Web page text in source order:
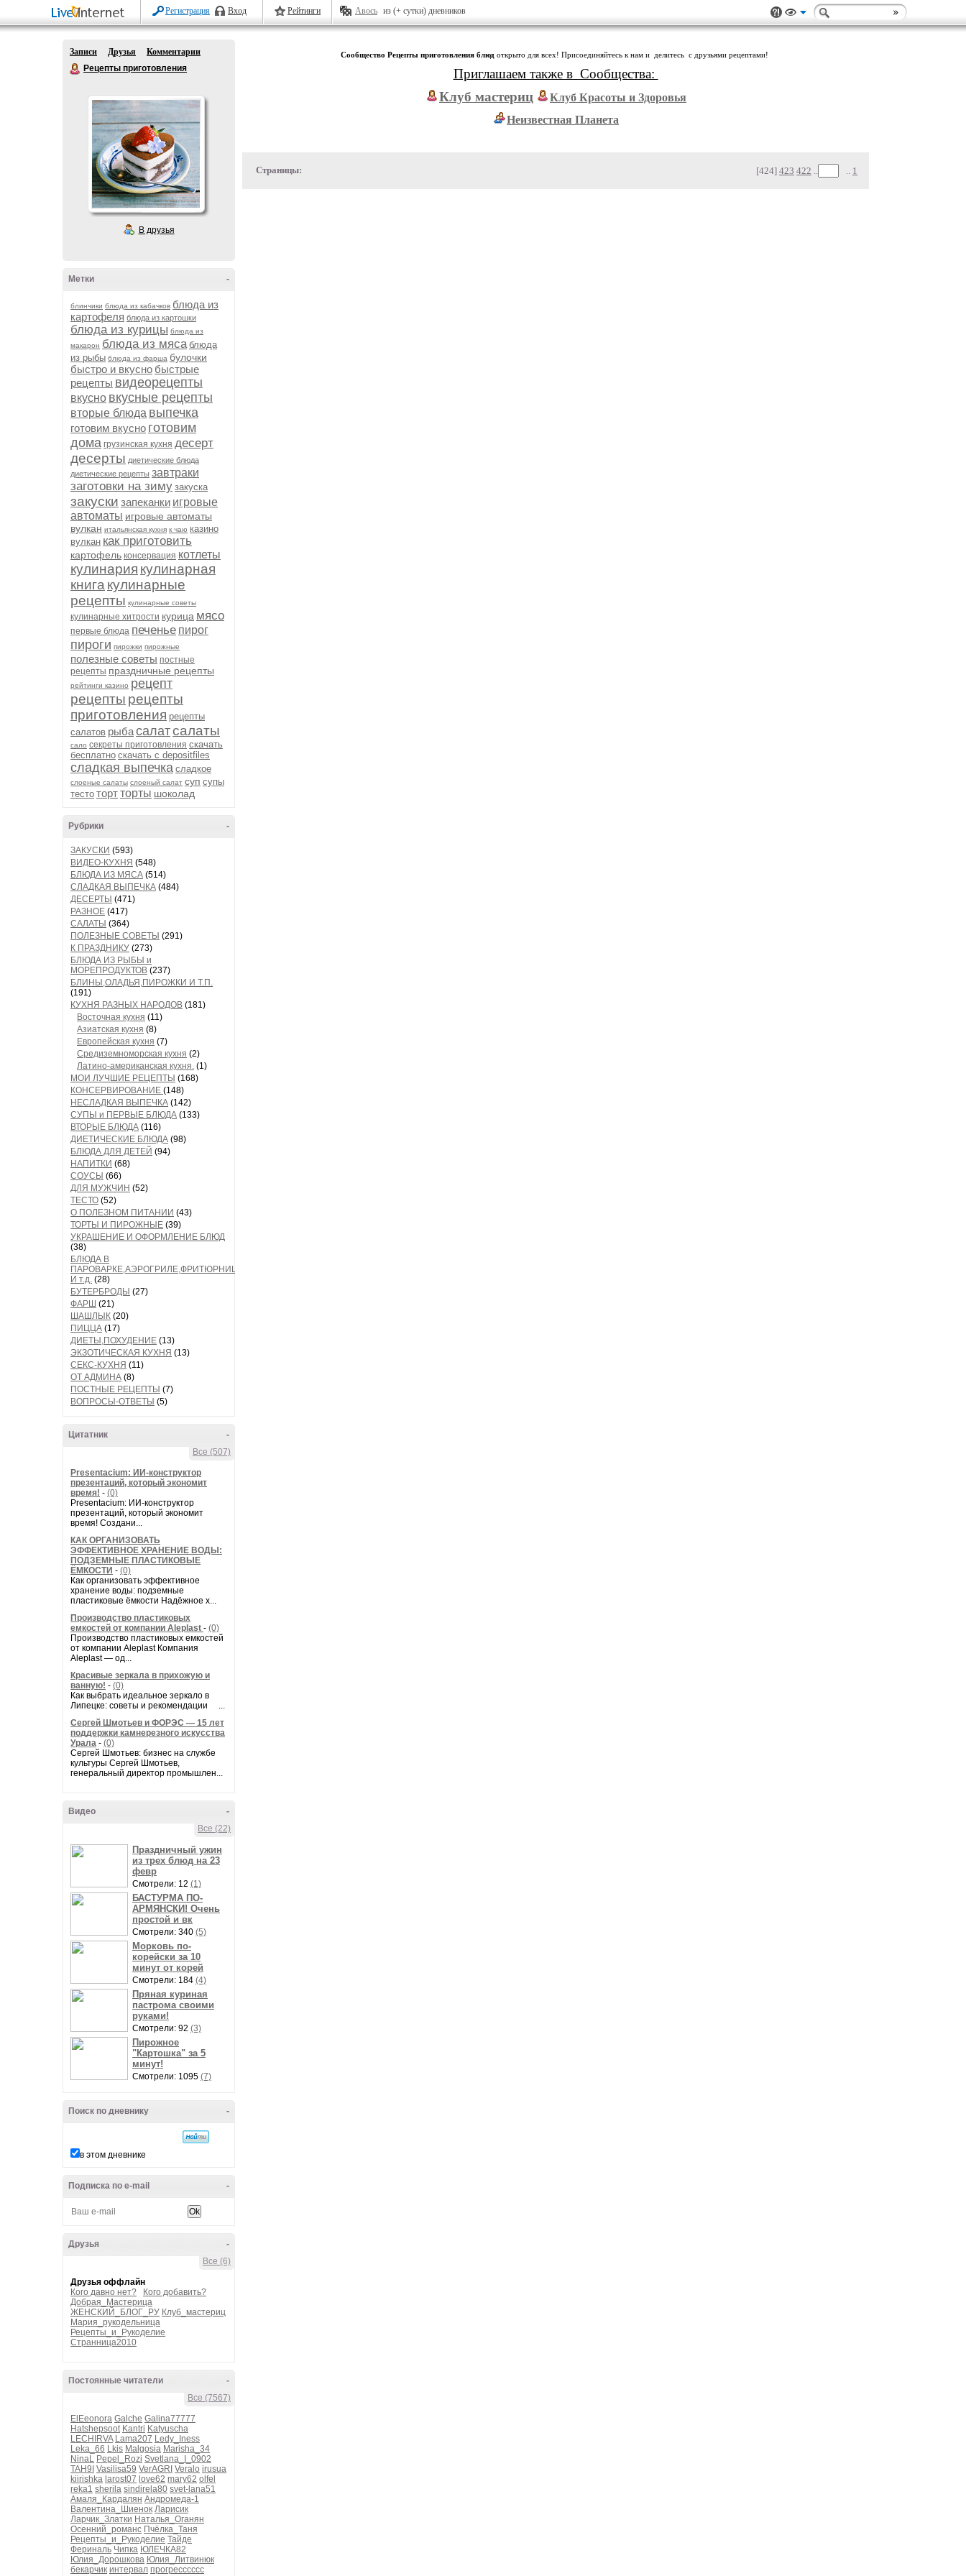
Регистрация Вход Рейтинги Авось из (+ сутки) дневников
Записи Друзья
Комментарии
Рецепты приготовления
В друзья
-
Метки
блинчики блюда из кабачков блюда из
картофеля блюда из картошки
блюда из курицы блюда из
макарон блюда из мяса блюда
из рыбы блюда из фарша булочки
быстро и вкусно быстрые
рецепты видеорецепты
вкусно вкусные рецепты
вторые блюда выпечка
готовим вкусно готовим
дома грузинская кухня десерт
десерты диетические блюда
диетические рецепты завтраки
заготовки на зиму закуска
закуски запеканки игровые
автоматы игровые автоматы
вулкан итальянская кухня к чаю казино
вулкан как приготовить
картофель консервация котлеты
кулинария кулинарная
книга кулинарные
рецепты кулинарные советы
кулинарные хитрости курица мясо
первые блюда печенье пирог
пироги пирожки пирожные
полезные советы постные
рецепты праздничные рецепты
рейтинги казино рецепт
рецепты рецепты
приготовления рецепты
салатов рыбасалатсалаты
сало секреты приготовления скачать
бесплатно скачать с depositfiles
сладкая выпечка сладкое
слоеные салаты слоеный салат суп супы
тесто тортторты шоколад
-
Рубрики
ЗАКУСКИ (593)
ВИДЕО-КУХНЯ (548)
БЛЮДА ИЗ МЯСА (514)
СЛАДКАЯ ВЫПЕЧКА (484)
ДЕСЕРТЫ (471)
РАЗНОЕ (417)
САЛАТЫ (364)
ПОЛЕЗНЫЕ СОВЕТЫ (291)
К ПРАЗДНИКУ (273)
БЛЮДА ИЗ РЫБЫ и
МОРЕПРОДУКТОВ (237)
БЛИНЫ,ОЛАДЬЯ,ПИРОЖКИ И Т.П.
(191)
КУХНЯ РАЗНЫХ НАРОДОВ (181)
Восточная кухня (11)
Азиатская кухня (8)
Европейская кухня (7)
Средиземноморская кухня (2)
Латино-американская кухня. (1)
МОИ ЛУЧШИЕ РЕЦЕПТЫ (168)
КОНСЕРВИРОВАНИЕ (148)
НЕСЛАДКАЯ ВЫПЕЧКА (142)
СУПЫ и ПЕРВЫЕ БЛЮДА (133)
ВТОРЫЕ БЛЮДА (116)
ДИЕТИЧЕСКИЕ БЛЮДА (98)
БЛЮДА ДЛЯ ДЕТЕЙ (94)
НАПИТКИ (68)
СОУСЫ (66)
ДЛЯ МУЖЧИН (52)
ТЕСТО (52)
О ПОЛЕЗНОМ ПИТАНИИ (43)
ТОРТЫ И ПИРОЖНЫЕ (39)
УКРАШЕНИЕ И ОФОРМЛЕНИЕ БЛЮД
(38)
БЛЮДА В
ПАРОВАРКЕ,АЭРОГРИЛЕ,ФРИТЮРНИЦЕ
И т.д. (28)
БУТЕРБРОДЫ (27)
ФАРШ (21)
ШАШЛЫК (20)
ПИЦЦА (17)
ДИЕТЫ,ПОХУДЕНИЕ (13)
ЭКЗОТИЧЕСКАЯ КУХНЯ (13)
СЕКС-КУХНЯ (11)
ОТ АДМИНА (8)
ПОСТНЫЕ РЕЦЕПТЫ (7)
ВОПРОСЫ-ОТВЕТЫ (5)
-
Цитатник
Все (507)
Presentacium: ИИ‑конструктор
презентаций, который экономит
время! - (0)
Presentacium: ИИ‑конструктор
презентаций, который экономит
время! Создани...
КАК ОРГАНИЗОВАТЬ
ЭФФЕКТИВНОЕ ХРАНЕНИЕ ВОДЫ:
ПОДЗЕМНЫЕ ПЛАСТИКОВЫЕ
ЁМКОСТИ - (0)
Как организовать эффективное
хранение воды: подземные
пластиковые ёмкости Надёжное х...
Производство пластиковых
емкостей от компании Aleplast - (0)
Производство пластиковых емкостей
от компании Aleplast Компания
Aleplast — од...
Красивые зеркала в прихожую и
ванную! - (0)
Как выбрать идеальное зеркало в
Липецке: советы и рекомендации ...
Сергей Шмотьев и ФОРЭС — 15 лет
поддержки камнерезного искусства
Урала - (0)
Сергей Шмотьев: бизнес на службе
культуры Сергей Шмотьев,
генеральный директор промышлен...
-
Видео
Все (22)
Праздничный ужин
из трех блюд на 23
февр
Смотрели: 12 (1)
БАСТУРМА ПО-
АРМЯНСКИ! Очень
простой и вк
Смотрели: 340 (5)
Морковь по-
корейски за 10
минут от корей
Смотрели: 184 (4)
Пряная куриная
пастрома своими
руками!
Смотрели: 92 (3)
Пирожное
"Картошка" за 5
минут!
Смотрели: 1095 (7)
-
Поиск по дневнику
в этом дневнике
-
Подписка по e-mail
-
Друзья
Все (6)
Друзья оффлайн
Кого давно нет?
Кого добавить?
Добрая_Мастерица
ЖЕНСКИЙ_БЛОГ_РУ Клуб_мастериц
Мария_рукодельница
Рецепты_и_Рукоделие
Странница2010
-
Постоянные читатели
Все (7567)
ElEeonora Galche Galina77777
Hatshepsoot Kantri Katyuscha
LECHIRVA Lama207 Ledy_Iness
Leka_66 Lkis Malgosia Marisha_34
NinaL Pepel_Rozi Svetlana_I_0902
TAH9I Vasilisa59 VerAGRI Veralo irusua
kiirishka larost07 love62 mary62 olfel
reka1 sherila sindirela80 svet-lana51
Амаля_Кардалян Андромеда-1
Валентина_Шиенок Ларисик
Ларчик_Златки Наталья_Оганян
Осенний_романс Пчёлка_Таня
Рецепты_и_Рукоделие Тайде
Фериналь Чипка ЮЛЕЧКА82
Юлия_Дорошкова Юлия_Литвинюк
бекарчик интервал прогресссссс
Сообщество Рецепты приготовления блюд открыто для всех! Присоединяйтесь к нам и делитесь с друзьями рецептами!
Приглашаем также в Сообщества:
Клуб мастериц
Клуб Красоты и Здоровья
Неизвестная Планета
Страницы: [424] 423 422 .. .. 1